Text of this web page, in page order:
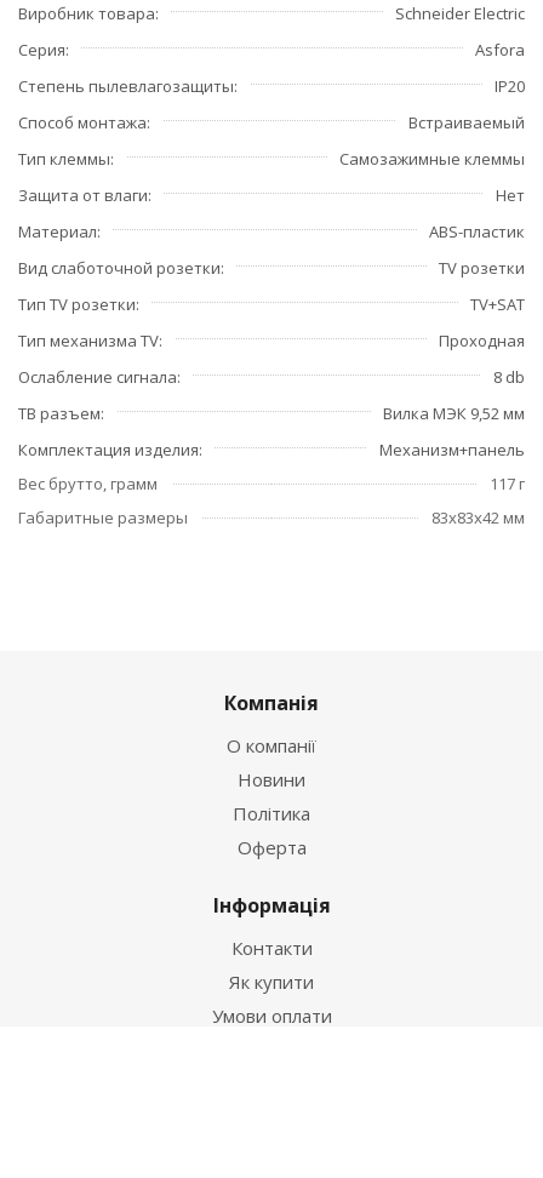
Виробник товара
Schneider Electric
Серия
Asfora
Степень пылевлагозащиты
IP20
Способ монтажа
Встраиваемый
Тип клеммы
Самозажимные клеммы
Защита от влаги
Нет
Материал
ABS-пластик
Вид слаботочной розетки
TV розетки
Тип TV розетки
TV+SAT
Тип механизма TV
Проходная
Ослабление сигнала
8 db
ТВ разъем
Вилка МЭК 9,52 мм
Комплектация изделия
Механизм+панель
Вес брутто, грамм
117 г
Габаритные размеры
83x83x42 мм
Компанія
О компанії
Новини
Політика
Оферта
Інформація
Контакти
Як купити
Умови оплати